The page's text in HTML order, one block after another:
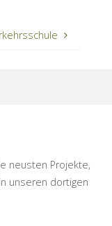
neusten Projekte,
in unseren dortigen